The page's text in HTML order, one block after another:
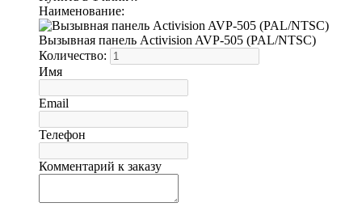
Наименование:
Вызывная панель Activision AVP-505 (PAL/NTSC)
Количество:
Имя
Email
Телефон
Комментарий к заказу